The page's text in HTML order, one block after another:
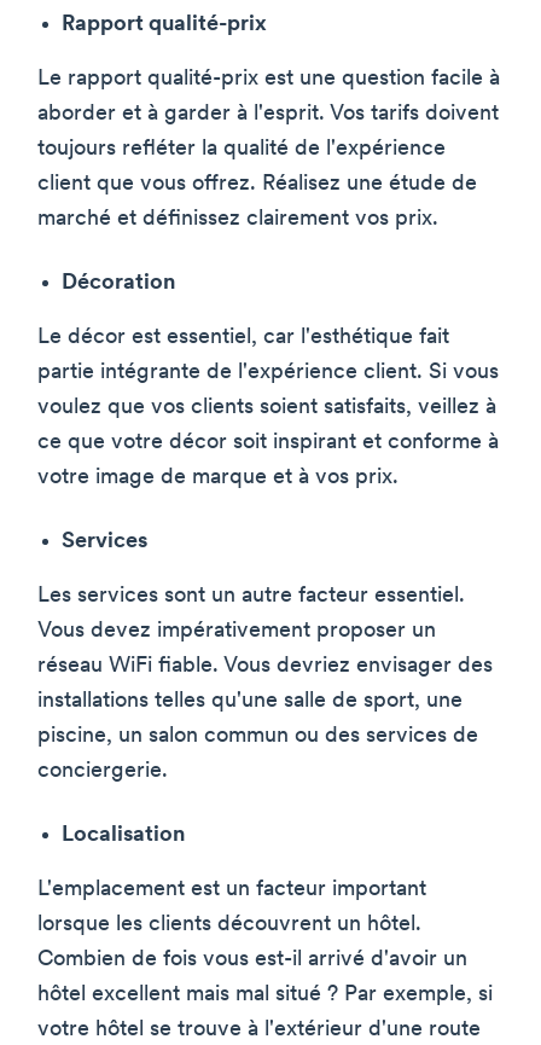
Rapport qualité-prix
Le rapport qualité-prix est une question facile à
aborder et à garder à l'esprit. Vos tarifs doivent
toujours refléter la qualité de l'expérience
client que vous offrez. Réalisez une étude de
marché et définissez clairement vos prix.
Décoration
Le décor est essentiel, car l'esthétique fait
partie intégrante de l'expérience client. Si vous
voulez que vos clients soient satisfaits, veillez à
ce que votre décor soit inspirant et conforme à
votre image de marque et à vos prix.
Services
Les services sont un autre facteur essentiel.
Vous devez impérativement proposer un
réseau WiFi fiable. Vous devriez envisager des
installations telles qu'une salle de sport, une
piscine, un salon commun ou des services de
conciergerie.
Localisation
L'emplacement est un facteur important
lorsque les clients découvrent un hôtel.
Combien de fois vous est-il arrivé d'avoir un
hôtel excellent mais mal situé ? Par exemple, si
votre hôtel se trouve à l'extérieur d'une route